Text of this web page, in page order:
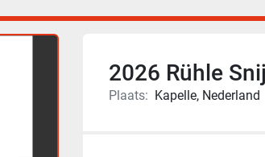
2026 Rühle
Plaats: Kapelle, Nederland